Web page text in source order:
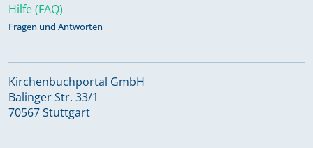
Hilfe (FAQ)
Fragen und Antworten
Kirchenbuchportal GmbH
Balinger Str. 33/1
70567 Stuttgart